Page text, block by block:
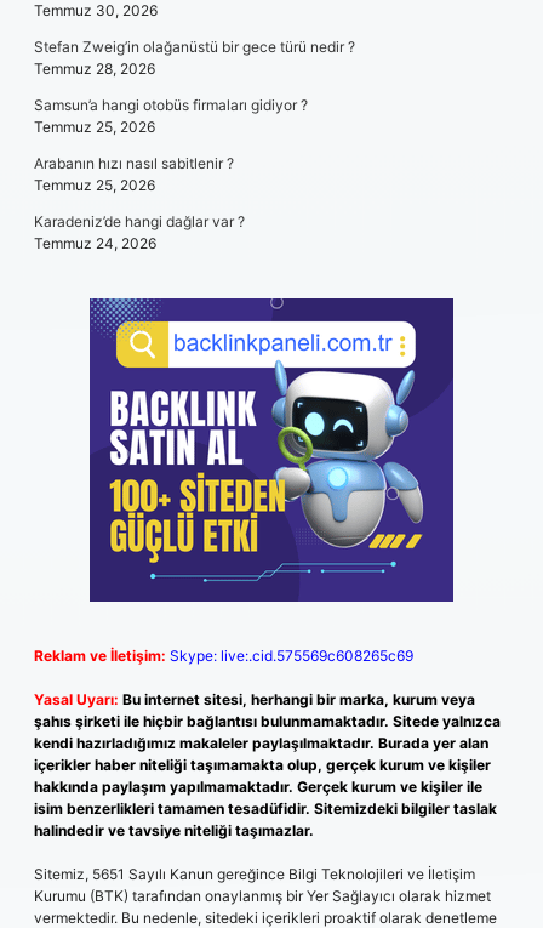
Temmuz 30, 2026
Stefan Zweig’in olağanüstü bir gece türü nedir ?
Temmuz 28, 2026
Samsun’a hangi otobüs firmaları gidiyor ?
Temmuz 25, 2026
Arabanın hızı nasıl sabitlenir ?
Temmuz 25, 2026
Karadeniz’de hangi dağlar var ?
Temmuz 24, 2026
Reklam ve İletişim: Skype: live:.cid.575569c608265c69
Yasal Uyarı: Bu internet sitesi, herhangi bir marka, kurum veya
şahıs şirketi ile hiçbir bağlantısı bulunmamaktadır. Sitede yalnızca
kendi hazırladığımız makaleler paylaşılmaktadır. Burada yer alan
içerikler haber niteliği taşımamakta olup, gerçek kurum ve kişiler
hakkında paylaşım yapılmamaktadır. Gerçek kurum ve kişiler ile
isim benzerlikleri tamamen tesadüfidir. Sitemizdeki bilgiler taslak
halindedir ve tavsiye niteliği taşımazlar.
Sitemiz, 5651 Sayılı Kanun gereğince Bilgi Teknolojileri ve İletişim
Kurumu (BTK) tarafından onaylanmış bir Yer Sağlayıcı olarak hizmet
vermektedir. Bu nedenle, sitedeki içerikleri proaktif olarak denetleme